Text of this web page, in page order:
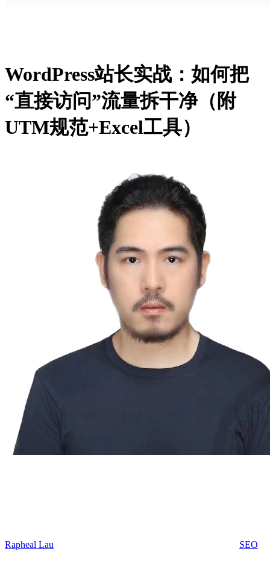
WordPress站长实战：如何把
“直接访问”流量拆干净（附
UTM规范+Excel工具）
Rapheal Lau SEO